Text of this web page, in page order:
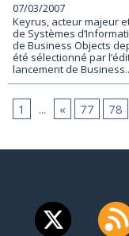
07/03/2007
Keyrus, acteur majeur
de Systèmes
de Business Objects
été sélectionné par
lancement de
1 ... « 77 78